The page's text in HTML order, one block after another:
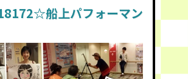
船上パフォーマン